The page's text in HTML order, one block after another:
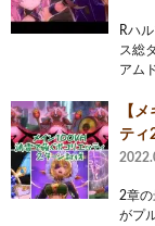
Rハ
ス総
アム
【
ティ
2章の
がプ